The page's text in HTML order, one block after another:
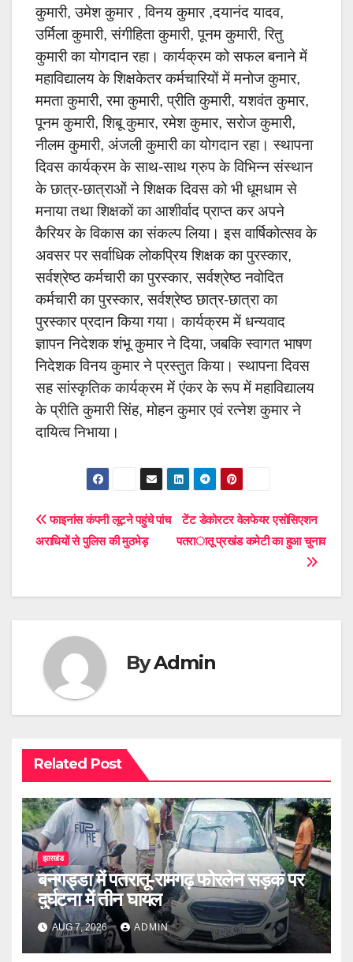
कुमारी, उमेश कुमार , विनय कुमार ,दयानंद यादव,
उर्मिला कुमारी, संगीहिता कुमारी, पूनम कुमारी, रितु
कुमारी का योगदान रहा। कार्यक्रम को सफल बनाने में
महाविद्यालय के शिक्षकेतर कर्मचारियों में मनोज कुमार,
ममता कुमारी, रमा कुमारी, प्रीति कुमारी, यशवंत कुमार,
पूनम कुमारी, शिबू कुमार, रमेश कुमार, सरोज कुमारी,
नीलम कुमारी, अंजली कुमारी का योगदान रहा। स्थापना
दिवस कार्यक्रम के साथ-साथ ग्रुप के विभिन्न संस्थान
के छात्र-छात्राओं ने शिक्षक दिवस को भी धूमधाम से
मनाया तथा शिक्षकों का आशीर्वाद प्राप्त कर अपने
कैरियर के विकास का संकल्प लिया। इस वार्षिकोत्सव के
अवसर पर सर्वाधिक लोकप्रिय शिक्षक का पुरस्कार,
सर्वश्रेष्ठ कर्मचारी का पुरस्कार, सर्वश्रेष्ठ नवोदित
कर्मचारी का पुरस्कार, सर्वश्रेष्ठ छात्र-छात्रा का
पुरस्कार प्रदान किया गया। कार्यक्रम में धन्यवाद
ज्ञापन निदेशक शंभू कुमार ने दिया, जबकि स्वागत भाषण
निदेशक विनय कुमार ने प्रस्तुत किया। स्थापना दिवस
सह सांस्कृतिक कार्यक्रम में एंकर के रूप में महाविद्यालय
के प्रीति कुमारी सिंह, मोहन कुमार एवं रत्नेश कुमार ने
दायित्व निभाया।
Post
navigation
टेंट डेकोरटर वेलफेयर एसोसिएशन
पतरातू प्रखंड कमेटी का हुआ चुनाव
फाइनांस कंपनी लूटने पहुंचे पांच
अराधियों से पुलिस की मुठभेड़
ByAdmin
Related Post
झारखंड
बनगड्डा में पतरातू-रामगढ़ फोरलेन सड़क पर
दुर्घटना में तीन घायल
AUG 7, 2026 ADMIN